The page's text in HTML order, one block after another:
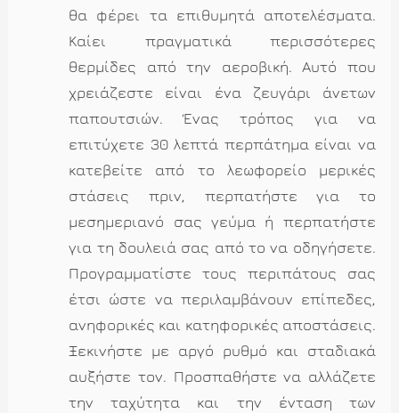
θα φέρει τα επιθυμητά αποτελέσματα.
Καίει πραγματικά περισσότερες
θερμίδες από την αεροβική. Αυτό που
χρειάζεστε είναι ένα ζευγάρι άνετων
παπουτσιών. Ένας τρόπος για να
επιτύχετε 30 λεπτά περπάτημα είναι να
κατεβείτε από το λεωφορείο μερικές
στάσεις πριν, περπατήστε για το
μεσημεριανό σας γεύμα ή περπατήστε
για τη δουλειά σας από το να οδηγήσετε.
Προγραμματίστε τους περιπάτους σας
έτσι ώστε να περιλαμβάνουν επίπεδες,
ανηφορικές και κατηφορικές αποστάσεις.
Ξεκινήστε με αργό ρυθμό και σταδιακά
αυξήστε τον. Προσπαθήστε να αλλάζετε
την ταχύτητα και την ένταση των